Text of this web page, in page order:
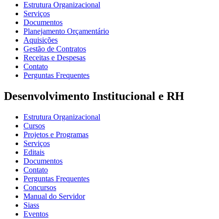
Estrutura Organizacional
Serviços
Documentos
Planejamento Orçamentário
Aquisições
Gestão de Contratos
Receitas e Despesas
Contato
Perguntas Frequentes
Desenvolvimento Institucional e RH
Estrutura Organizacional
Cursos
Projetos e Programas
Serviços
Editais
Documentos
Contato
Perguntas Frequentes
Concursos
Manual do Servidor
Siass
Eventos